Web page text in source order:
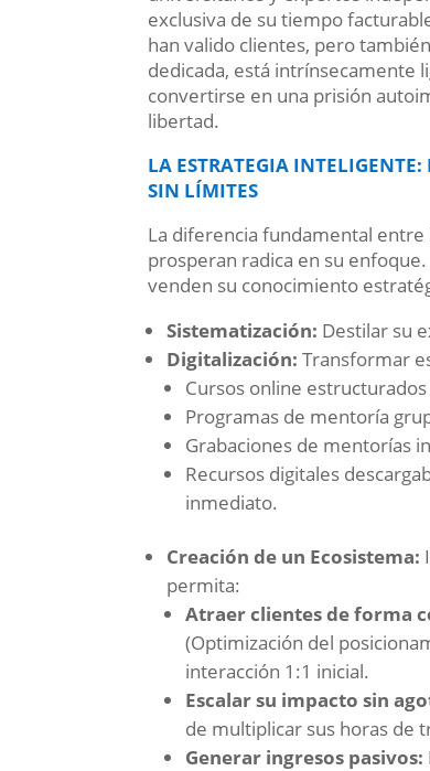
exclusiva de su tiempo
han valido clientes, pero
dedicada, está intrínsecamente
convertirse en una prisión
libertad.
LA ESTRATEGIA
SIN LÍMITES
La diferencia fundamental entre
prosperan radica en su
venden su conocimiento
Sistematización: Destilar su
Digitalización: Transformar
Cursos online
Programas de mentoría
Grabaciones de mentorías
Recursos digitales
inmediato.
Creación de un Ecosistema:
permita:
Atraer clientes de forma
(Optimización del
interacción 1:1 inicial.
Escalar su impacto sin
de multiplicar sus horas de
Generar ingresos pasivos: